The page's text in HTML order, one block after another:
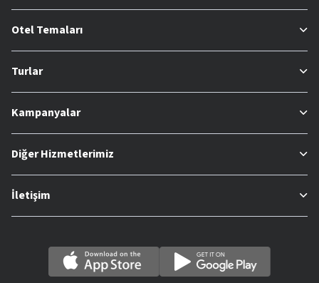
Otel Temaları
Turlar
Kampanyalar
Diğer Hizmetlerimiz
İletişim